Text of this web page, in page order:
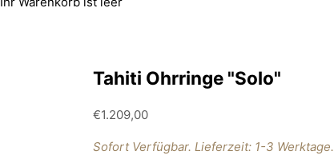
Tahiti Ohrringe "Solo"
Angebot
€1.209,00
Sofort Verfügbar. Lieferzeit: 1-3 Werktage.